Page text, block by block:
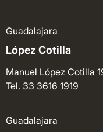
Guadalajara
López Cotilla
Manuel López Cotilla
Tel. 33 3616 1919
Guadalajara